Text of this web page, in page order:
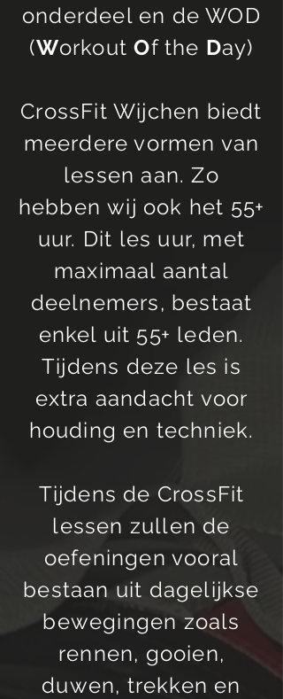
onderdeel en de WOD
(WorkoutOf the Day)
CrossFit Wijchen biedt
meerdere vormen van
lessen aan. Zo
hebbenwij ook het 55+
uur. Dit les uur, met
maximaal aantal
deelnemers, bestaat
enkel uit 55+ leden.
Tijdens deze les is
extra aandacht voor
houding en techniek.
Tijdens de CrossFit
lessen zullen de
oefeningen vooral
bestaan uit dagelijkse
bewegingen zoals
rennen, gooien,
duwen, trekken en